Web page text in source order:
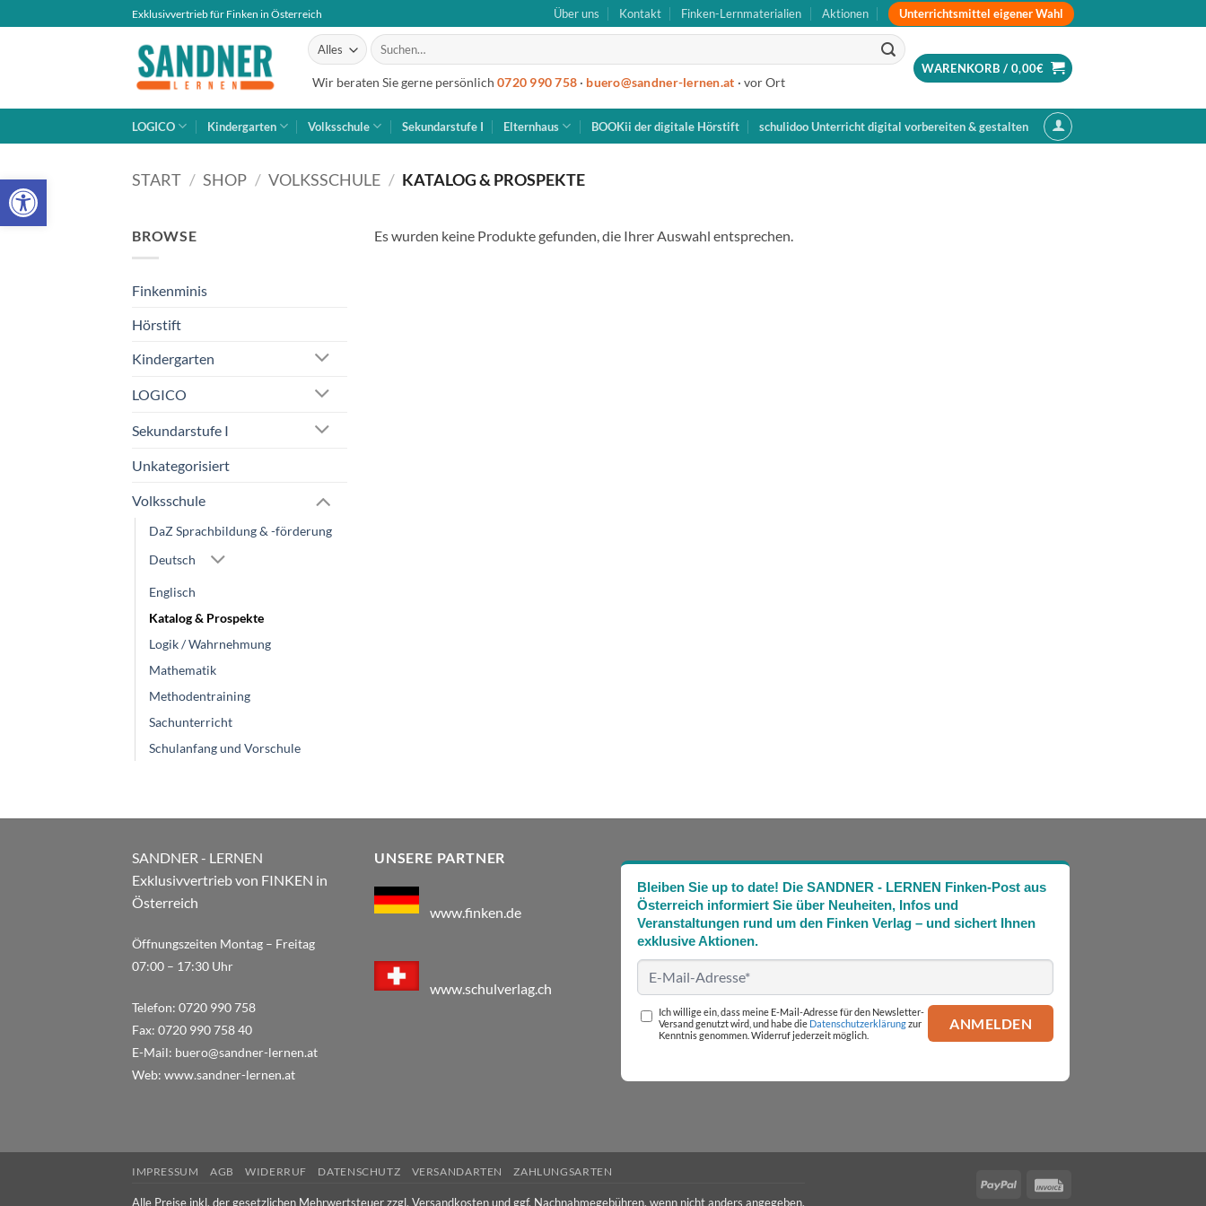
Open toolbar
Inhalt
Exklusivvertrieb für Finken in Österreich Über uns Kontakt Finken-Lernmaterialien Aktionen Unterrichtsmittel eigener Wahl
Suche
nach:
Wir beraten Sie gerne persönlich 0720 990 758 · buero@sandner-lernen.at · vor Ort
WARENKORB / 0,00€
LOGICO Kindergarten Volksschule Sekundarstufe I Elternhaus BOOKii der digitale Hörstift schulidoo Unterricht digital vorbereiten & gestalten
START / SHOP / VOLKSSCHULE / KATALOG & PROSPEKTE
BROWSE
Finkenminis
Hörstift
Kindergarten
LOGICO
Sekundarstufe I
Unkategorisiert
Volksschule
DaZ Sprachbildung & -förderung
Deutsch
Englisch
Katalog & Prospekte
Logik / Wahrnehmung
Mathematik
Methodentraining
Sachunterricht
Schulanfang und Vorschule
Es wurden keine Produkte gefunden, die Ihrer Auswahl entsprechen.
SANDNER - LERNEN
Exklusivvertrieb von FINKEN in
Österreich
Öffnungszeiten Montag – Freitag
07:00 – 17:30 Uhr
Telefon: 0720 990 758
Fax: 0720 990 758 40
E-Mail: buero@sandner-lernen.at
Web: www.sandner-lernen.at
UNSERE PARTNER
www.finken.de
www.schulverlag.ch
Bleiben Sie up to date! Die SANDNER - LERNEN Finken-Post aus
Österreich informiert Sie über Neuheiten, Infos und
Veranstaltungen rund um den Finken Verlag – und sichert Ihnen
exklusive Aktionen.
Ich willige ein, dass meine E-Mail-Adresse für den Newsletter-
Versand genutzt wird, und habe die Datenschutzerklärungzur
Kenntnis genommen. Widerruf jederzeit möglich.
PayPal
IMPRESSUM AGB WIDERRUF DATENSCHUTZ VERSANDARTEN ZAHLUNGSARTEN
Alle Preise inkl. der gesetzlichen Mehrwertsteuer zzgl. Versandkostenund ggf. Nachnahmegebühren, wenn nicht anders angegeben.